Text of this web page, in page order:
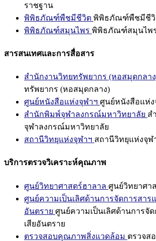
ราชฐาน
พิพิธภัณฑ์พืชมีชีวิต พิพิธภัณฑ์พืชมีชี
พิพิธภัณฑ์สมุนไพร พิพิธภัณฑ์สมุนไพ
สารสนเทศและการสื่อสาร
สำนักงานวิทยทรัพยากร (หอสมุดกลา
ทรัพยากร (หอสมุดกลาง)
ศูนย์หนังสือแห่งจุฬาฯ ศูนย์หนังสือแห่ง
สำนักพิมพ์จุฬาลงกรณ์มหาวิทยาลัย ส
จุฬาลงกรณ์มหาวิทยาลัย
สถานีวิทยุแห่งจุฬาฯ สถานีวิทยุแห่งจุฬ
บริการตรวจวิเคราะห์คุณภาพ
ศูนย์วิทยาศาสตร์ฮาลาล ศูนย์วิทยาศา
ศูนย์ความเป็นเลิศด้านการจัดการสาร
อันตราย ศูนย์ความเป็นเลิศด้านการจั
เสียอันตราย
ตรวจสอบคุณภาพสิ่งแวดล้อม ตรวจส